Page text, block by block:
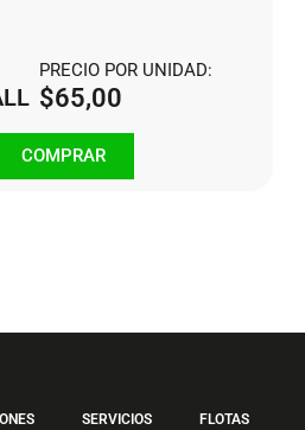
PRECIO POR UNIDAD:
$65,00
COMPRAR
SERVICIOS FLOTAS